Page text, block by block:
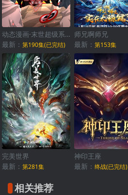
动态漫画·末世超级系统第二季
最新： 第190集(已完结)
师兄啊师兄
最新：第153集
完美世界
最新： 第281集
神印王座
最新：终战(已完结)
相关推荐